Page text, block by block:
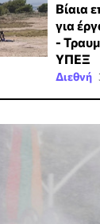
Βίαια
για
-
ΥΠΕΞ
Διεθνή